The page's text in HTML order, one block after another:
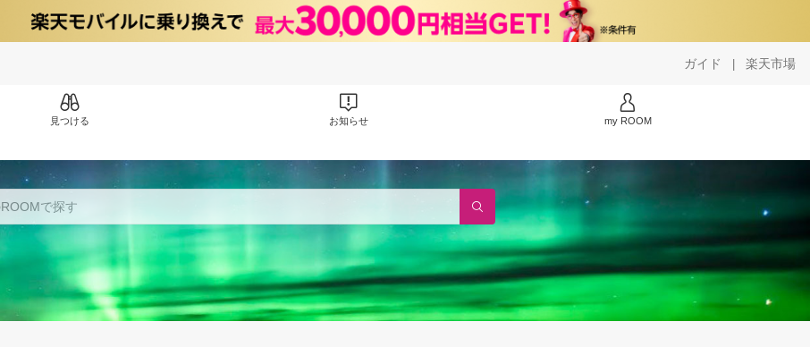
ガイド | 楽天市場
見つける お知らせ my ROOM